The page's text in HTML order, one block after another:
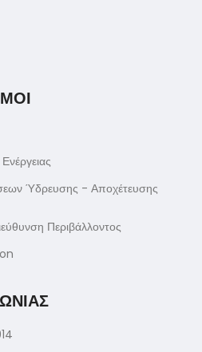
Ύδρευσης - Αποχέτευσης
Περιβάλλοντος